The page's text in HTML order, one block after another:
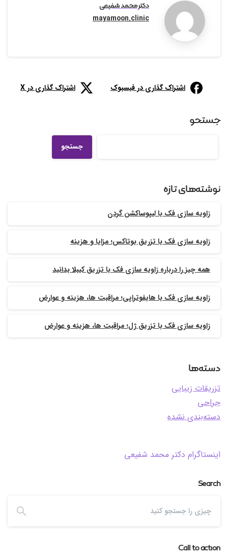
دکتر محمد شفیعی
mayamoon.clinic
اشتراک گذاری در فیسبوک اشتراک گذاری در X
جستجو
جستجو
نوشته‌های تازه
زاویه سازی فک با لیپوساکشن گردن
زاویه سازی فک با تزریق بوتاکس؛ مزایا و هزینه
همه چیز را درباره زاویه سازی فک با تزریق کیبلا بدانید
زاویه سازی فک با هایفوتراپی؛ مراقبت ها، هزینه و عوارض
زاویه سازی فک با تزریق ژل؛ مراقبت ها، هزینه و عوارض
دسته‌ها
تزریقات زیبایی
جراحی
دسته‌بندی نشده
اینستاگرام دکتر محمد شفیعی
Search
Call to action